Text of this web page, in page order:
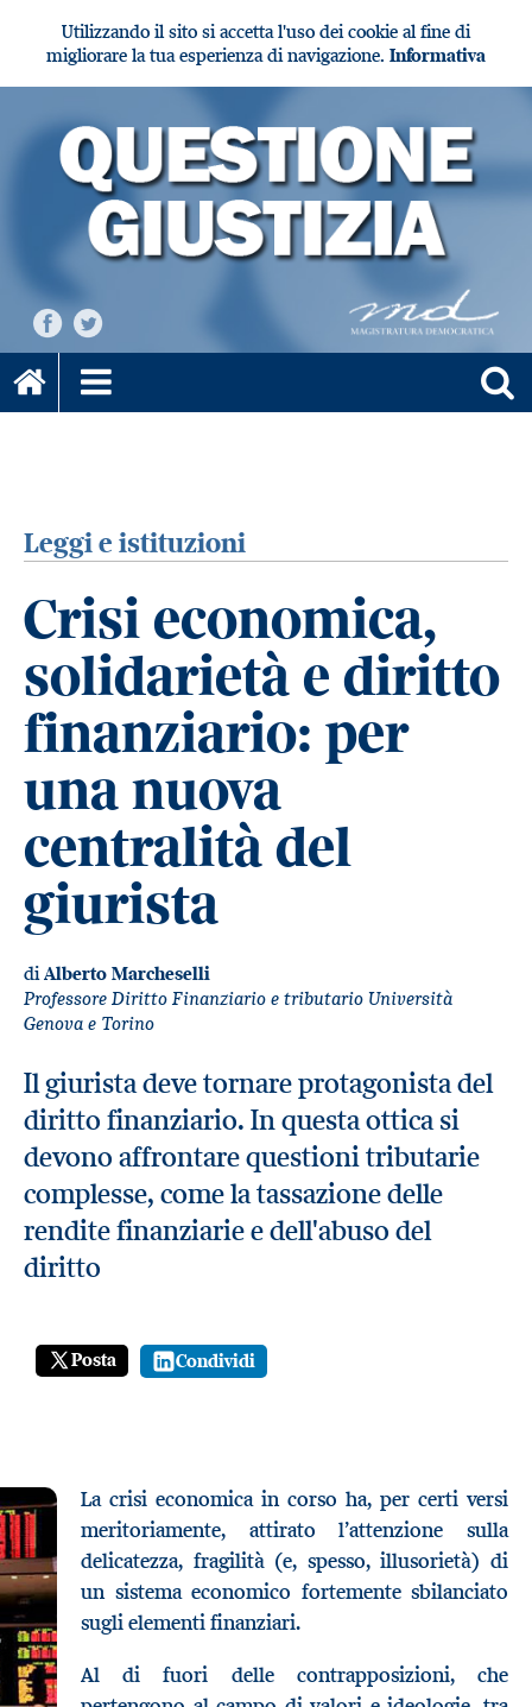
Utilizzando il sito si accetta l'uso dei cookie al fine di
migliorare la tua esperienza di navigazione. Informativa
Leggi e istituzioni
Crisi economica,
solidarietà e diritto
finanziario: per
una nuova
centralità del
giurista
di Alberto Marcheselli
Professore Diritto Finanziario e tributario Università
Genova e Torino
Il giurista deve tornare protagonista del
diritto finanziario. In questa ottica si
devono affrontare questioni tributarie
complesse, come la tassazione delle
rendite finanziarie e dell'abuso del
diritto
Posta Condividi
La crisi economica in corso ha, per certi versi
meritoriamente, attirato l’attenzione sulla
delicatezza, fragilità (e, spesso, illusorietà) di
un sistema economico fortemente sbilanciato
sugli elementi finanziari.
Al di fuori delle contrapposizioni, che